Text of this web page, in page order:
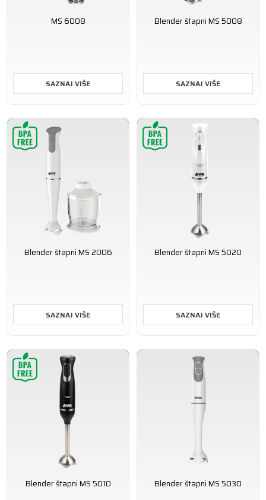
MS 6008
SAZNAJ VIŠE
Blender štapni MS 5008
SAZNAJ VIŠE
Blender štapni MS 2006
SAZNAJ VIŠE
Blender štapni MS 5020
SAZNAJ VIŠE
Blender štapni MS 5010 Blender štapni MS 5030